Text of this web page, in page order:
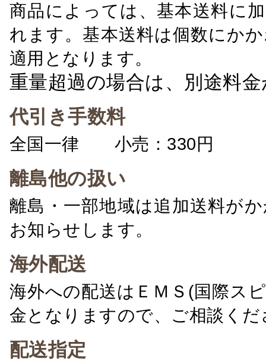
商品によっては、基本送料に
れます。基本送料は個数にか
適用となります。
重量超過の場合は、別途料
代引き手数料
全国一律 小売：330円 卸
離島他の扱い
離島・一部地域は追加送料が
お知らせします。
海外配送
海外への配送はＥＭＳ(国際ス
金となりますので、ご相談くだ
配送指定